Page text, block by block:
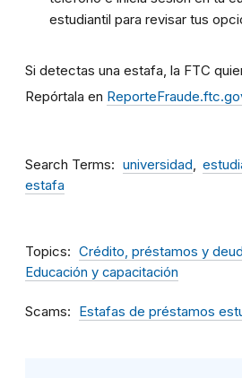
estudiantil para revisar tus
Si detectas una estafa, la FTC
Repórtala en
Search Terms universidad
estafa
Topics
Crédito, préstamos y
Educación y capacitación
Scams Estafas de préstamos